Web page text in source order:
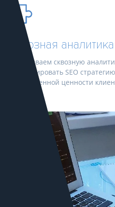
Сквозная
Настраиваем сквозную
оптимизировать SEO
или жизненной ценности